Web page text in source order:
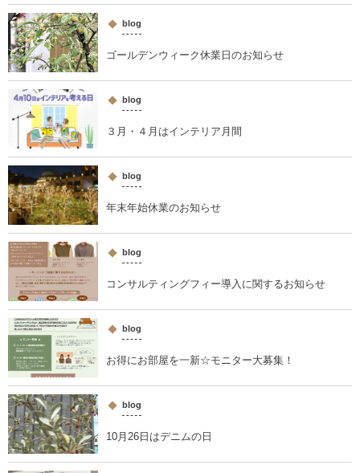
blog
ゴールデンウィーク休業日のお知らせ
blog
３月・４月はインテリア月間
blog
年末年始休業のお知らせ
blog
コンサルティングフィー導入に関するお知らせ
blog
お得にお部屋を一新☆モニター大募集！
blog
10月26日はデニムの日